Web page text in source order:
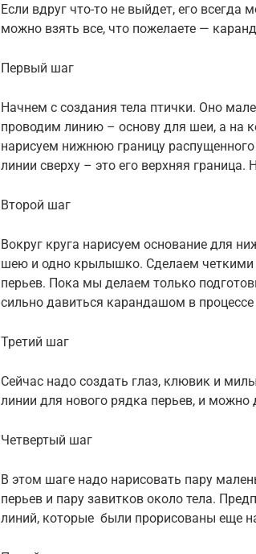
Если вдруг что-то не выйдет, его
можно взять все, что пожелаете —
Первый шаг
Начнем с создания тела птички. Оно
проводим линию – основу для шеи, а на
нарисуем нижнюю границу
линии сверху – это его верхняя
Второй шаг
Вокруг круга нарисуем основание для
шею и одно крылышко. Сделаем четкими
перьев. Пока мы делаем только
сильно давиться карандашом в процессе
Третий шаг
Сейчас надо создать глаз, клювик и
линии для нового рядка перьев, и можно
Четвертый шаг
В этом шаге надо нарисовать пару
перьев и пару завитков около тела.
линий, которые были прорисованы еще